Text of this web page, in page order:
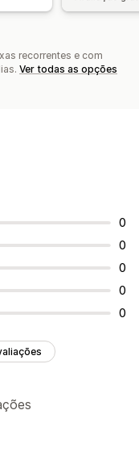
recorrentes e com
Ver todas as opções
0
0
0
0
0